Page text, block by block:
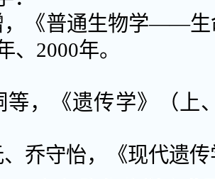
，《普通生物学——生
、2000年。
等，《遗传学》（上
乔守怡，《现代遗